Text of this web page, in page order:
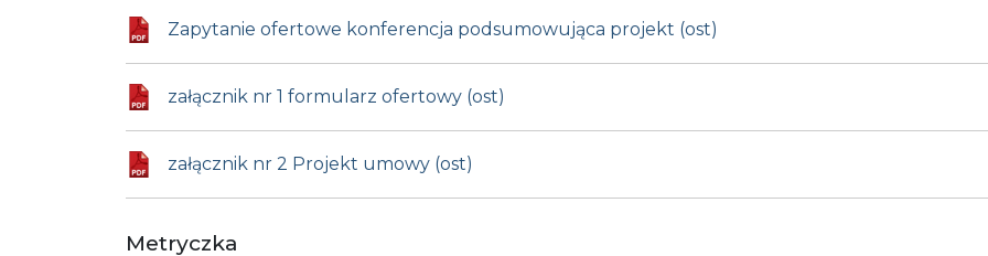
Zapytanie ofertowe konferencja podsumowująca projekt (ost)
załącznik nr 1 formularz ofertowy (ost)
załącznik nr 2 Projekt umowy (ost)
Metryczka